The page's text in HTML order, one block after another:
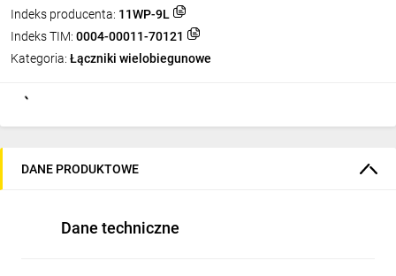
Indeks producenta: 11WP-9L
Indeks TIM: 0004-00011-70121
Kategoria: Łączniki wielobiegunowe
DANE PRODUKTOWE
Dane techniczne